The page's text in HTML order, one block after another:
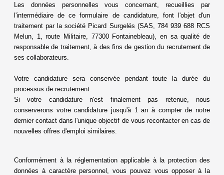
Les données personnelles vous concernant, recueillies par
l'intermédiaire de ce formulaire de candidature, font l'objet d'un
traitement par la société Picard Surgelés (SAS, 784 939 688 RCS
Melun, 1, route Militaire, 77300 Fontainebleau), en sa qualité de
responsable de traitement, à des fins de gestion du recrutement de
ses collaborateurs.
Votre candidature sera conservée pendant toute la durée du
processus de recrutement.
Si votre candidature n'est finalement pas retenue, nous
conserverons votre candidature jusqu'à 1 an à compter de notre
dernier contact dans l'unique objectif de vous recontacter en cas de
nouvelles offres d'emploi similaires.
Conformément à la réglementation applicable à la protection des
données à caractère personnel, vous pouvez vous opposer à la